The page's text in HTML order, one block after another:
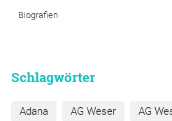
Biografien
Schlagwörter
Adana AG Weser AG